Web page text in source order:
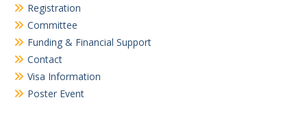
Registration
Committee
Funding & Financial Support
Contact
Visa Information
Poster Event